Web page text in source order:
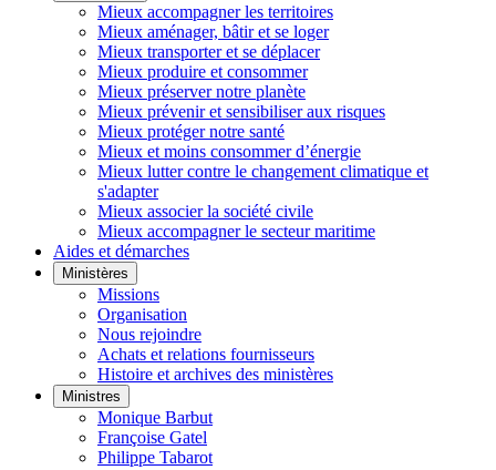
Mieux accompagner les territoires
Mieux aménager, bâtir et se loger
Mieux transporter et se déplacer
Mieux produire et consommer
Mieux préserver notre planète
Mieux prévenir et sensibiliser aux risques
Mieux protéger notre santé
Mieux et moins consommer d’énergie
Mieux lutter contre le changement climatique et
s'adapter
Mieux associer la société civile
Mieux accompagner le secteur maritime
Aides et démarches
Ministères
Missions
Organisation
Nous rejoindre
Achats et relations fournisseurs
Histoire et archives des ministères
Ministres
Monique Barbut
Françoise Gatel
Philippe Tabarot